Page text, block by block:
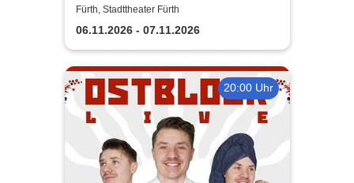
Uckermark | Stadttheater
Fürth
Fürth, Stadttheater Fürth
06.11.2026 - 07.11.2026
20:00 Uhr